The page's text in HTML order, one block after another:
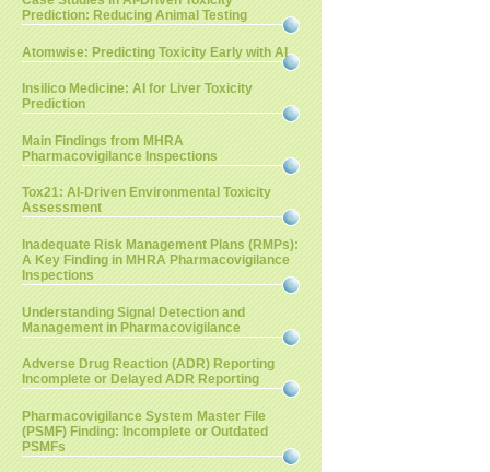
Prediction: Reducing Animal Testing
Atomwise: Predicting Toxicity Early with AI
Insilico Medicine: AI for Liver Toxicity
Prediction
Main Findings from MHRA
Pharmacovigilance Inspections
Tox21: AI-Driven Environmental Toxicity
Assessment
Inadequate Risk Management Plans (RMPs):
A Key Finding in MHRA Pharmacovigilance
Inspections
Understanding Signal Detection and
Management in Pharmacovigilance
Adverse Drug Reaction (ADR) Reporting
Incomplete or Delayed ADR Reporting
Pharmacovigilance System Master File
(PSMF) Finding: Incomplete or Outdated
PSMFs